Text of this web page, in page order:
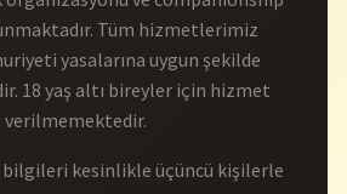
Tüm hizmetlerimiz
yasalarına uygun şekilde
18 yaş altı bireyler için hizmet
verilmemektedir.
kesinlikle üçüncü kişilerle